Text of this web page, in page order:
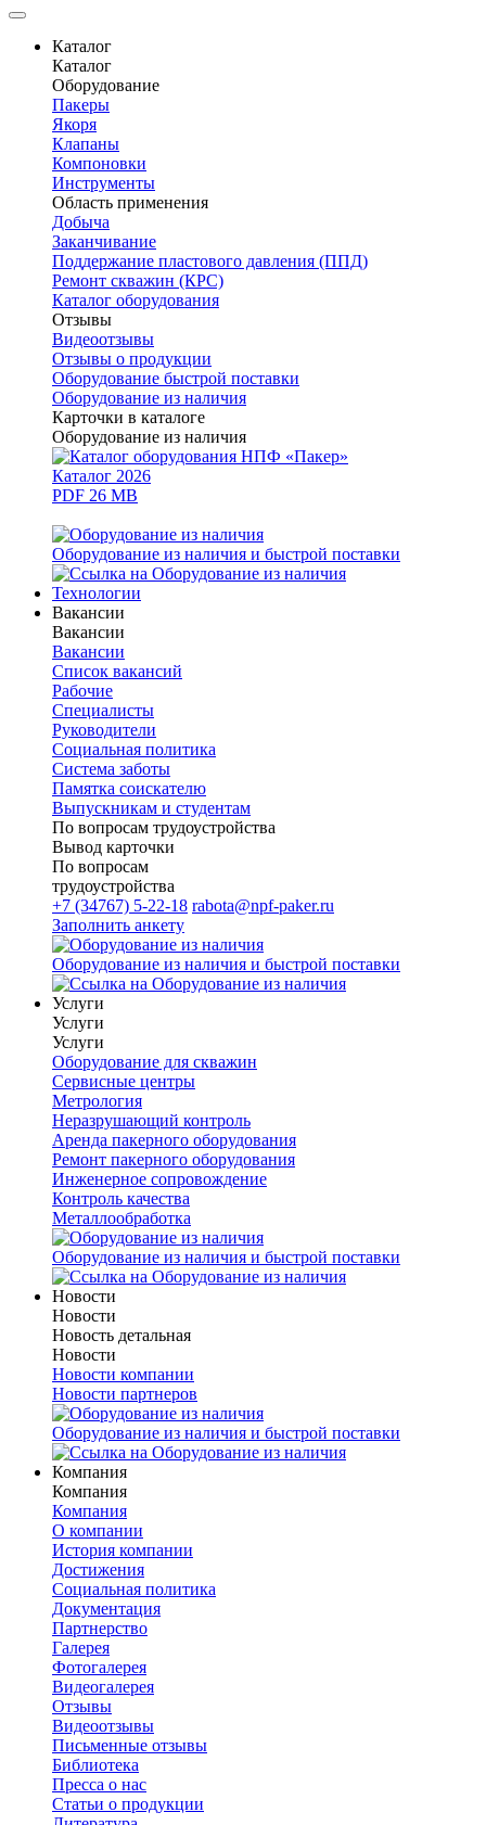
Каталог
Каталог
Оборудование
Пакеры
Якоря
Клапаны
Компоновки
Инструменты
Область применения
Добыча
Заканчивание
Поддержание пластового давления (ППД)
Ремонт скважин (КРС)
Каталог оборудования
Отзывы
Видеоотзывы
Отзывы о продукции
Оборудование быстрой поставки
Оборудование из наличия
Карточки в каталоге
Оборудование из наличия
Каталог 2026
PDF 26 MB
Оборудование из наличия и быстрой поставки
Технологии
Вакансии
Вакансии
Вакансии
Список вакансий
Рабочие
Специалисты
Руководители
Cоциальная политика
Система заботы
Памятка соискателю
Выпускникам и студентам
По вопросам трудоустройства
Вывод карточки
По вопросам
трудоустройства
+7 (34767) 5-22-18 rabota@npf-paker.ru
Заполнить анкету
Оборудование из наличия и быстрой поставки
Услуги
Услуги
Услуги
Оборудование для скважин
Сервисные центры
Метрология
Неразрушающий контроль
Аренда пакерного оборудования
Ремонт пакерного оборудования
Инженерное сопровождение
Контроль качества
Металлообработка
Оборудование из наличия и быстрой поставки
Новости
Новости
Новость детальная
Новости
Новости компании
Новости партнеров
Оборудование из наличия и быстрой поставки
Компания
Компания
Компания
О компании
История компании
Достижения
Социальная политика
Документация
Партнерство
Галерея
Фотогалерея
Видеогалерея
Отзывы
Видеоотзывы
Письменные отзывы
Библиотека
Пресса о нас
Статьи о продукции